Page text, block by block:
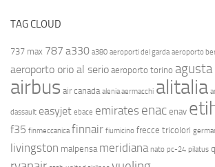
TAG CLOUD
737 max 787 a330 a380 aeroporti del garda aeroporto
aeroporto orio al serio aeroporto torino
airbus air canada alenia aermacchi alitalia
dassault easyjet ebace emirates enac enav
f35 finmeccanica finnair fiumicino frecce tricolori
livingston malpensa meridiana nato pc-24 pilatus